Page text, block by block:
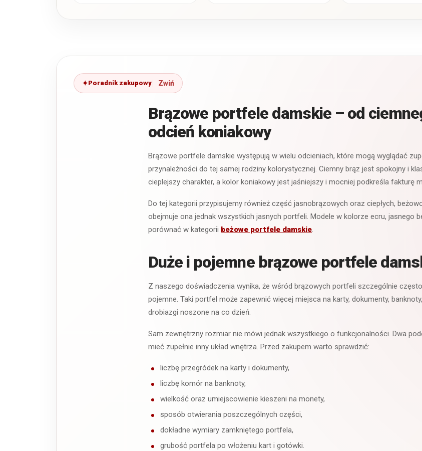
Poradnik zakupowy
Brązowe portfele damskie – od
odcień koniakowy
Brązowe portfele damskie występują w wielu odcieniach, które mogą wyglądać
przynależności do tej samej rodziny kolorystycznej. Ciemny brąz jest spokojny i
cieplejszy charakter, a kolor koniakowy jest jaśniejszy i mocniej podkreśla fakturę
Do tej kategorii przypisujemy również część jasnobrązowych oraz ciepłych,
obejmuje ona jednak wszystkich jasnych portfeli. Modele w kolorze ecru, jasnego
porównać w kategorii beżowe portfele damskie
Duże i pojemne brązowe portfele
Z naszego doświadczenia wynika, że wśród brązowych portfeli szczególnie
pojemne. Taki portfel może zapewnić więcej miejsca na karty, dokumenty,
drobiazgi noszone na co dzień.
Sam zewnętrzny rozmiar nie mówi jednak wszystkiego o funkcjonalności. Dwa
mieć zupełnie inny układ wnętrza. Przed zakupem warto sprawdzić:
liczbę przegródek na karty i dokumenty,
liczbę komór na banknoty,
wielkość oraz umiejscowienie kieszeni na monety,
sposób otwierania poszczególnych części,
dokładne wymiary zamkniętego portfela,
grubość portfela po włożeniu kart i gotówki.